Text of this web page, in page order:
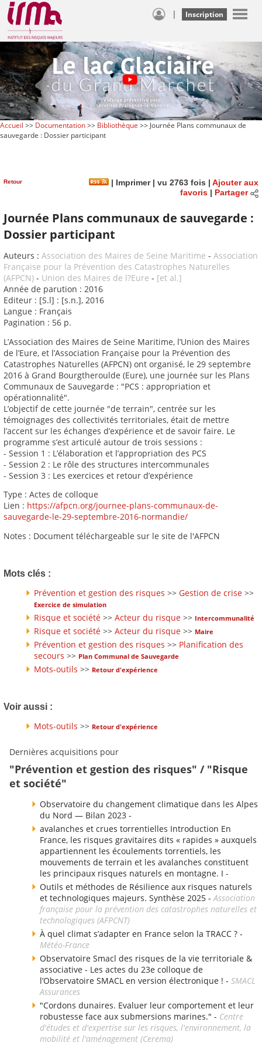
| Inscription
Accueil >> Documentation>> Bibliothèque >> Journée Plans communaux de
sauvegarde : Dossier participant
Retour | Imprimer| vu 2763 fois | Ajouter aux
favoris| Partager
Journée Plans communaux de sauvegarde :
Dossier participant
Auteurs : Association des Maires de Seine Maritime - Association
Française pour la Prévention des Catastrophes Naturelles
(AFPCN) - Union des Maires de l?Eure - [et al.]
Année de parution : 2016
Editeur : [S.l] : [s.n.], 2016
Langue : Français
Pagination : 56 p.
L’Association des Maires de Seine Maritime, l’Union des Maires
de l’Eure, et l’Association Française pour la Prévention des
Catastrophes Naturelles (AFPCN) ont organisé, le 29 septembre
2016 à Grand Bourgtheroulde (Eure), une journée sur les Plans
Communaux de Sauvegarde : "PCS : appropriation et
opérationnalité".
L’objectif de cette journée "de terrain", centrée sur les
témoignages des collectivités territoriales, était de mettre
l’accent sur les échanges d’expérience et de savoir faire. Le
programme s’est articulé autour de trois sessions :
- Session 1 : L’élaboration et l’appropriation des PCS
- Session 2 : Le rôle des structures intercommunales
- Session 3 : Les exercices et retour d’expérience
Type : Actes de colloque
Lien : https://afpcn.org/journee-plans-communaux-de-
sauvegarde-le-29-septembre-2016-normandie/
Notes : Document téléchargeable sur le site de l'AFPCN
Mots clés :
Prévention et gestion des risques >> Gestion de crise >>
Exercice de simulation
Risque et société >> Acteur du risque >> Intercommunalité
Risque et société >> Acteur du risque >> Maire
Prévention et gestion des risques >> Planification des
secours >> Plan Communal de Sauvegarde
Mots-outils >> Retour d'expérience
Voir aussi :
Mots-outils >> Retour d'expérience
Dernières acquisitions pour
"Prévention et gestion des risques" / "Risque
et société"
Observatoire du changement climatique dans les Alpes
du Nord — Bilan 2023 -
avalanches et crues torrentielles Introduction En
France, les risques gravitaires dits « rapides » auxquels
appartiennent les écoulements torrentiels, les
mouvements de terrain et les avalanches constituent
les principaux risques naturels en montagne. I -
Outils et méthodes de Résilience aux risques naturels
et technologiques majeurs. Synthèse 2025 -Association
française pour la prévention des catastrophes naturelles et
technologiques (AFPCNT)
À quel climat s’adapter en France selon la TRACC ? -
Météo-France
Observatoire Smacl des risques de la vie territoriale &
associative - Les actes du 23e colloque de
l’Observatoire SMACL en version électronique ! - SMACL
Assurances
"Cordons dunaires. Evaluer leur comportement et leur
robustesse face aux submersions marines." - Centre
d'études et d'expertise sur les risques, l'environnement, la
mobilité et l'aménagement (Cerema)